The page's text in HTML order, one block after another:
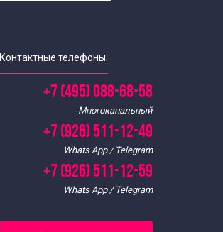
Контактные телефоны:
+7 (495) 088-68-58
Многоканальный
+7 (926) 511-12-49
Whats App / Telegram
+7 (926) 511-12-59
Whats App / Telegram